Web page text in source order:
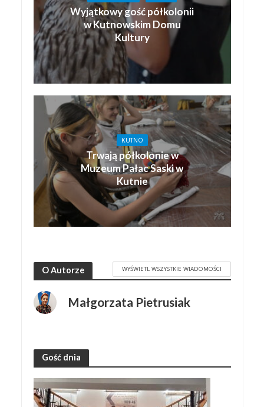
Wyjątkowy gość półkolonii
w Kutnowskim Domu
Kultury
KUTNO
Trwają półkolonie w
Muzeum Pałac Saski w
Kutnie
O Autorze WYŚWIETL WSZYSTKIE WIADOMOŚCI
Małgorzata Pietrusiak
Gość dnia